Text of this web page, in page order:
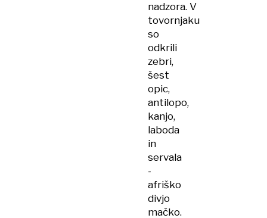
nadzora. V
tovornjaku
so
odkrili
zebri,
šest
opic,
antilopo,
kanjo,
laboda
in
servala
-
afriško
divjo
mačko.